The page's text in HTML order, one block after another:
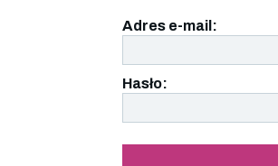
Adres e-mail:
Hasło: